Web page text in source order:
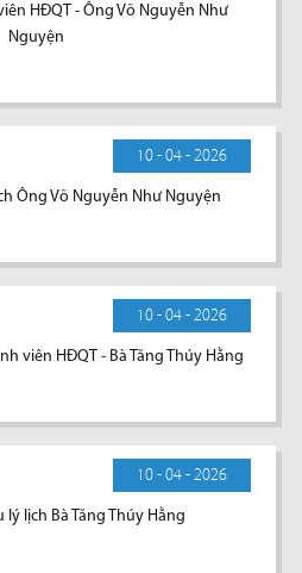
HĐQT - Ông Võ Nguyễn Như
Nguyện
10 - 04 - 2026
Ông Võ Nguyễn Như Nguyện
10 - 04 - 2026
viên HĐQT - Bà Tăng Thúy Hằng
10 - 04 - 2026
lý lịch Bà Tăng Thúy Hằng